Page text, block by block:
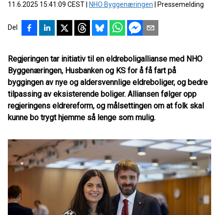
11.6.2025 15:41:09 CEST NHO Byggenæringen Pressemelding
Del
Regjeringen tar initiativ til en eldreboligallianse med NHO
Byggenæringen, Husbanken og KS for å få fart på
byggingen av nye og aldersvennlige eldreboliger, og bedre
tilpassing av eksisterende boliger. Alliansen følger opp
regjeringens eldrereform, og målsettingen om at folk skal
kunne bo trygt hjemme så lenge som mulig.